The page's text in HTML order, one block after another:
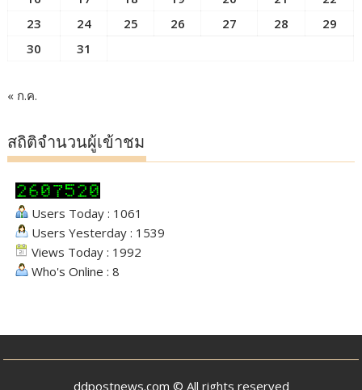
23
24 25 26 27 28
29
30
31
« ก.ค.
สถิติจำนวนผู้เข้าชม
Users Today : 1061
Users Yesterday : 1539
Views Today : 1992
Who's Online : 8
ddpostnews.com © All rights reserved